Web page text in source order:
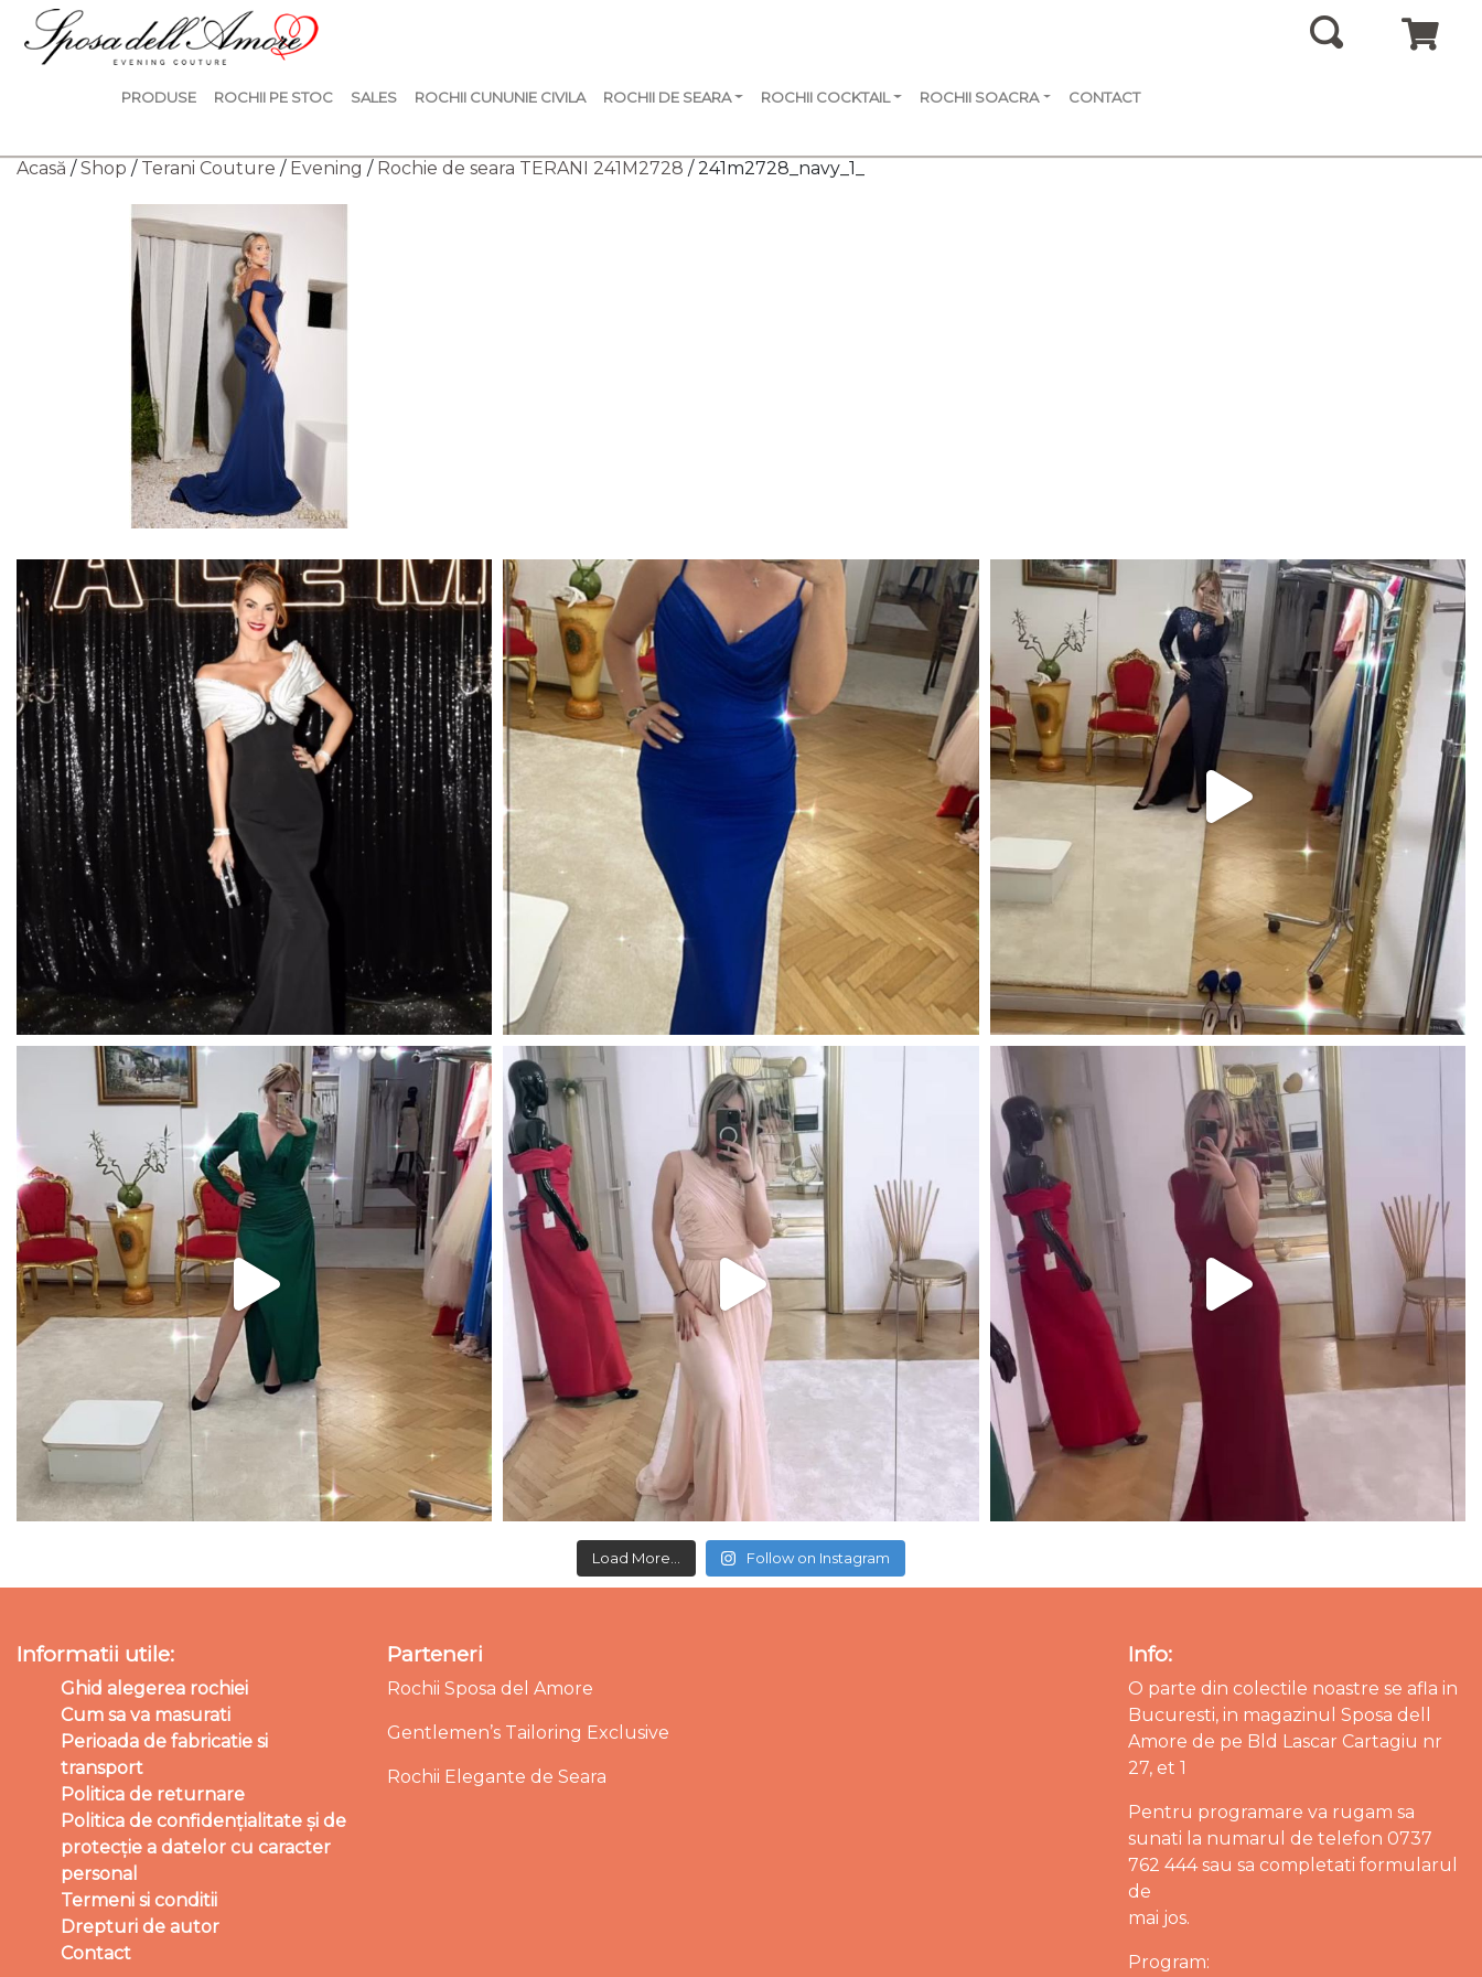
PRODUSE ROCHII PE STOC SALES ROCHII CUNUNIE CIVILA ROCHII DE SEARA ROCHII COCKTAIL ROCHII SOACRA CONTACT
Acasă /Shop / Terani Couture / Evening / Rochie de seara TERANI 241M2728 / 241m2728_navy_1_
Load More... Follow on Instagram
Informatii utile:
Ghid alegerea rochiei
Cum sa va masurati
Perioada de fabricatie si
transport
Politica de returnare
Politica de confidențialitate și de
protecție a datelor cu caracter
personal
Termeni si conditii
Drepturi de autor
Contact
Parteneri
Rochii Sposa del Amore
Gentlemen’s Tailoring Exclusive
Rochii Elegante de Seara
Info:
O parte din colectile noastre se afla in
Bucuresti, in magazinul Sposa dell
Amore de pe Bld Lascar Cartagiu nr
27, et 1
Pentru programare va rugam sa
sunati la numarul de telefon 0737
762 444 sau sa completati formularul
de
mai jos.
Program: